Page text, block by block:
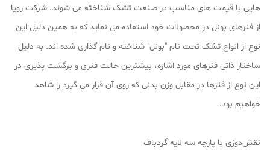
هایی با قیمت های مناسب در صنعت تشک شناخته می شوند. شرکت رویا
از فنرهای بونل در محصولات خود استفاده می نماید که به همین دلیل این
نوع از انواع تشک تحت نام "بونل" شناخته و نام گذاری شده اند. به دلیل
ساختار ذاتی فنرهای مورد اشاره، بیشترین حالت فنری و برگشت پذیری در
این نوع از فنرها در مقابل وزن بدنی که روی آن قرار می گیرد را شاهد
خواهیم بود.
نقش‌دوزی با پارچه سه لایه گردباف